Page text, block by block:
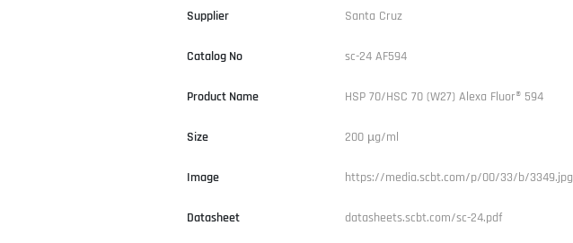
Supplier Santa Cruz
Catalog No sc-24 AF594
Product Name HSP 70/HSC 70 (W27) Alexa Fluor® 594
Size 200 µg/ml
Image https://media.scbt.com/p/00/33/b/3349.jpg
Datasheet datasheets.scbt.com/sc-24.pdf